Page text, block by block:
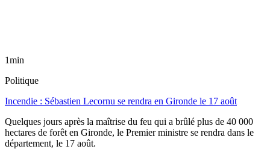
1min
Politique
Incendie : Sébastien Lecornu se rendra en Gironde le 17 août
Quelques jours après la maîtrise du feu qui a brûlé plus de 40 000
hectares de forêt en Gironde, le Premier ministre se rendra dans le
département, le 17 août.